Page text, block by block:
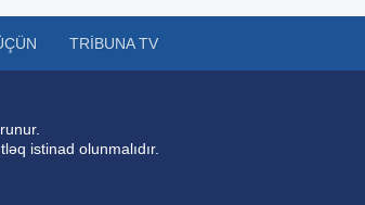
TRIBUNA TV
istinad olunmalıdır.